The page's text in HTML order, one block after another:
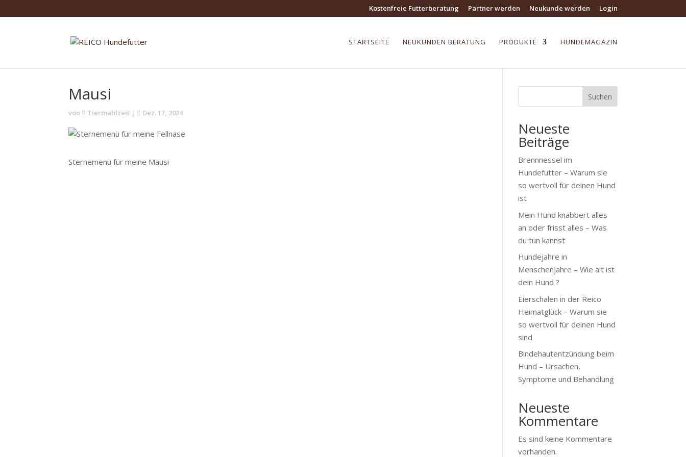
Kostenfreie Futterberatung Partner werden Neukunde werden Login
STARTSEITE NEUKUNDEN BERATUNG PRODUKTE HUNDEMAGAZIN
Mausi
von Tiermahlzeit | Dez. 17, 2024
Sternemenü für meine Mausi
Suchen
Neueste
Beiträge
Brennnessel im
Hundefutter – Warum sie
so wertvoll für deinen Hund
ist
Mein Hund knabbert alles
an oder frisst alles – Was
du tun kannst
Hundejahre in
Menschenjahre – Wie alt ist
dein Hund ?
Eierschalen in der Reico
Heimatglück – Warum sie
so wertvoll für deinen Hund
sind
Bindehautentzündung beim
Hund – Ursachen,
Symptome und Behandlung
Neueste
Kommentare
Es sind keine Kommentare
vorhanden.